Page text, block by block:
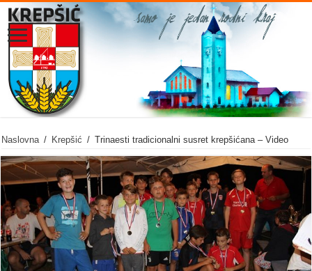
Naslovna / Krepšić / Trinaesti tradicionalni susret krepšićana – Video